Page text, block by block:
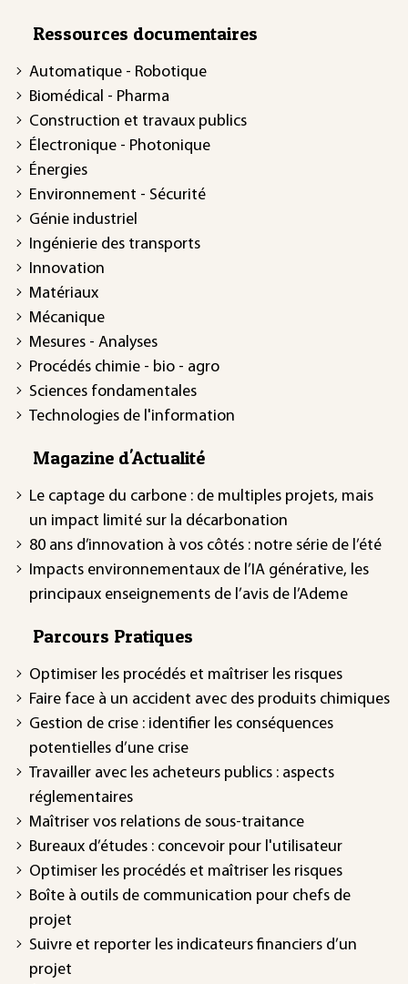
Ressources documentaires
Automatique - Robotique
Biomédical - Pharma
Construction et travaux publics
Électronique - Photonique
Énergies
Environnement - Sécurité
Génie industriel
Ingénierie des transports
Innovation
Matériaux
Mécanique
Mesures - Analyses
Procédés chimie - bio - agro
Sciences fondamentales
Technologies de l'information
Magazine d'Actualité
Le captage du carbone : de multiples projets, mais
un impact limité sur la décarbonation
80 ans d’innovation à vos côtés : notre série de l’été
Impacts environnementaux de l’IA générative, les
principaux enseignements de l’avis de l’Ademe
Parcours Pratiques
Optimiser les procédés et maîtriser les risques
Faire face à un accident avec des produits chimiques
Gestion de crise : identifier les conséquences
potentielles d’une crise
Travailler avec les acheteurs publics : aspects
réglementaires
Maîtriser vos relations de sous-traitance
Bureaux d’études : concevoir pour l'utilisateur
Optimiser les procédés et maîtriser les risques
Boîte à outils de communication pour chefs de
projet
Suivre et reporter les indicateurs financiers d’un
projet